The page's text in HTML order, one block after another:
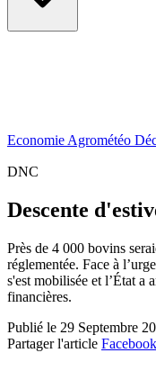
Economie Agrométéo
DNC
Descente
Près de 4 000 bovins
réglementée. Face à
s'est mobilisée et l’État a
financières.
Publié le 29 Septembre
Partager l'article Facebook